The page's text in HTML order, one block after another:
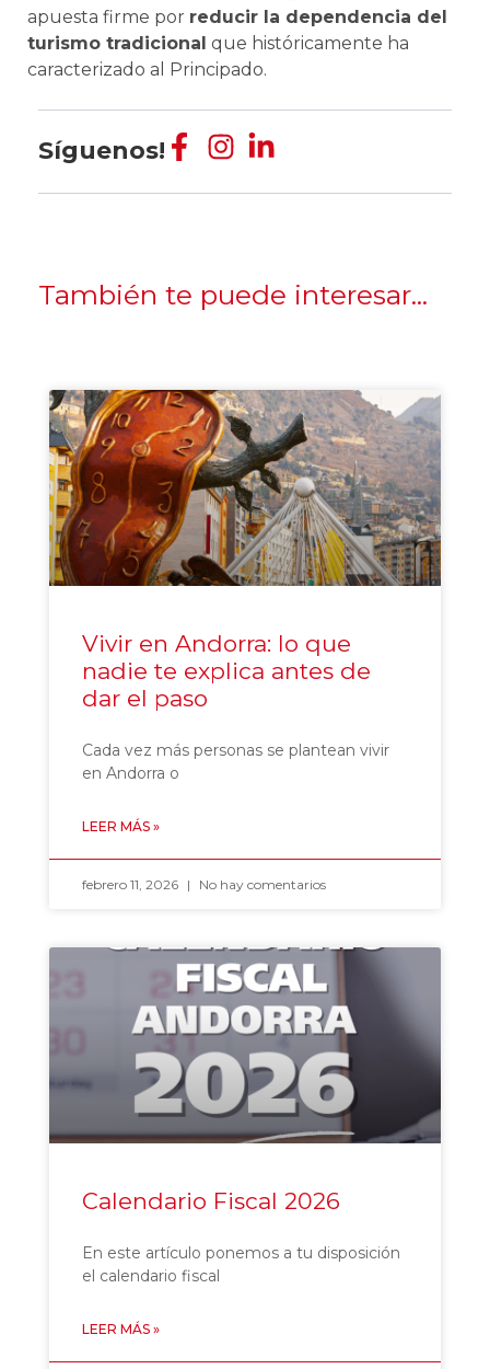
apuesta firme por reducir la dependencia del
turismo tradicional que históricamente ha
caracterizado al Principado.
Síguenos!
También te puede interesar...
Vivir en Andorra: lo que
nadie te explica antes de
dar el paso
Cada vez más personas se plantean vivir
en Andorra o
LEER MÁS »
febrero 11, 2026 No hay comentarios
Calendario Fiscal 2026
En este artículo ponemos a tu disposición
el calendario fiscal
LEER MÁS »